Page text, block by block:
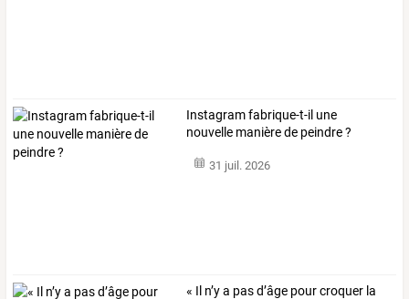
Instagram fabrique-t-il une
nouvelle manière de peindre ?
31 juil. 2026
« Il n’ya pasd’âge pourcroquer la